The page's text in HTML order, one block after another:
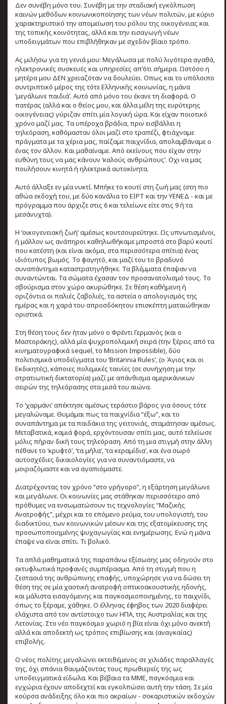
Δεν συνέβη μόνο του. Συνέβη με την σταδιακή εγκόλπωση
καινών μεθόδων κοινωνικοποίησης των νέων πολιτών, με κύριο
χαρακτηριστικό την απομείωση του ρόλου της οικογένειας και
της τοπικής κοινότητας, αλλά και την εισαγωγή νέων
υποδειγμάτων που επιβλήθηκαν με σχεδόν βίαιο τρόπο.
Ας μιλήσω για τη γενιά μου: Μεγάλωσα με πολύ λιγότερα αγαθά,
ηλεκτρονικές συσκευές και υπηρεσίες απ’ότι σήμερα. Ωστόσο η
μητέρα μου ΔΕΝ χρειαζόταν να δουλεύει. Οπως και το υπόλοιπο
συντριπτικό μέρος της τότε Ελληνικής κοινωνίας, η μάνα
‘μεγάλωνε παιδιά’. Αυτό από μόνο του έκανε τη διαφορά. Ο
πατέρας (αλλά και ο θείος μου, και άλλα μέλη της ευρύτερης
οικογένειας) γύριζαν σπίτι μία λογική ώρα. Και είχαν ποιοτικό
χρόνο μαζί μας. Τα υπέροχα βράδια, πριν εισβάλλει η
τηλεόραση, καθόμασταν όλοι μαζί στο τραπέζι, φτιάχναμε
πράγματα με τα χέρια μας, παίζαμε παιχνίδια, απολαμβάναμε ο
ένας τον άλλον. Και μαθαίναμε. Από εκείνους που είχαν στην
ευθύνη τους να μας κάνουν ‘καλούς ανθρώπους’. Οχι να μας
πουλήσουν κινητά ή ηλεκτρικά αυτοκίνητα.
Αυτό άλλαξε εν μία νυκτί. Μπήκε το κουτί στη ζωή μας (στη πιο
αθώα εκδοχή του, με δύο κανάλια το ΕΙΡΤ και την ΥΕΝΕΔ - και με
πρόγραμμα που άρχιζε στις 6 και τελείωνε είτε στις 9 ή τα
μεσάνυχτα).
Η ‘οικογενειακή ζωή’ αμέσως κουτσουρεύτηκε. Ως υπνωτισμένοι,
ή μάλλον ως ανάπηροι καθηλωθήκαμε μπροστά στο βαρύ κουτί
που κατέστη (και είναι ακόμα, στα περισσότερα σπίτια) ένας
ιδιότυπος βωμός. Το φαγητό, και μαζί του το βραδυνό
συναπάντημα καταστρατηγήθηκε. Τα βλέμματα έπαψαν να
συναντώνται. Τα σώματα έχασαν τον προσανατολισμό τους. Το
σβούρισμα στον χώρο ακυρώθηκε. Σε θέση καθήμενη ή
οριζόντια οι παλιές ζαβολιές, τα αστεία ο απολογισμός της
ημέρας και η χαρά του απροσδόκητου επισκέπτη ματαιώθηκαν
οριστικά.
Στη θέση τους δεν ήταν μόνο ο Φρέντι Γερμανός (και ο
Μαστοράκης), αλλά μία ψυχροπολεμική σειρά (την ξέρεις από τα
κινηματογραφικά sequel, το Mission Impossible), δύο
πολιτισμικά υποδείγματα του ‘Britannia Rules’, (ο Άγιος και οι
Εκδικητές), κάποιες πολεμικές ταινίες (σε συνήχηση με την
στρατιωτική δικτατορία) μαζί με απάνθισμα αμερικάνικων
σειρών της τηλεόρασης στα μισά του αιώνα.
Το ‘χαρμάνι’ απέκτησε αμέσως τεράστιο βάρος για όσους τότε
μεγαλώναμε. Θυμάμαι πως τα παιχνίδια “έξω”, και το
συναπάντημα με τα παιδάκια της γειτονιάς, σταμάτησαν αμέσως.
Μεταβατικά, καμιά φορά, ερχόντουσαν σπίτι μας, αυτό τελείωσε
μόλις πήραν δική τους τηλεόραση. Από τη μια στιγμή στην άλλη
πέθανε το ‘κρυφτό’, ‘τα μήλα’, ‘τα κεραμίδια’, και ένα σωρό
αυτοσχέδιες δικαιολογίες για να συναντιόμαστε, να
μοιραζόμαστε και να αγαπιόμαστε.
Διατρέχοντας τον χρόνο “στο γρήγορο”, η εξάρτηση μεγάλωνε
και μεγάλωνε. Οι κοινωνίες μας στάθηκαν περισσότερο από
πρόθυμες να ενσωματώσουν τις τεχνολογίες “Μαζικής
Ανατροφής”, μέχρι και το επόμενο ρεύμα, του υπολογιστή, του
διαδικτύου, των κοινωνικών μέσων και της εξατομίκευσης της
προσωποποιημένης ψυχαγωγίας και ενημέρωσης. Ενώ η μάνα
έπαψε να είναι σπίτι. Τι βολικό.
Τα απλά μαθηματικά της παραπάνω εξίσωσης μας οδηγούν στο
εκτυφλωτικά προφανές συμπέρασμα. Από τη στιγμή που η
ζεστασιά της ανθρώπινης επαφής, υποχώρησε για να δώσει τη
θέση της σε μία χαοτική ανατροφή οπτικοακουστικής ηδονής,
και μάλιστα εισαγόμενης και παγκοσμιοποιημένης, το παιχνίδι,
όπως το ξέραμε, χάθηκε. Ο έλληνας έφηβος των 2020 διαφέρει
ελάχιστα από τον αντίστοιχο των ΗΠΑ, της Αυστραλίας και της
Λετονίας. Στο νέο παγκόσμιο χωριό η βία είναι όχι μόνο ανεκτή
αλλά και αποδεκτή ως τρόπος επιβίωσης και (αναγκαίας)
επιβολής.
Ο νέος πολίτης μεγαλώνει εκτειθέμενος σε χιλιάδες παραλλαγές
της, όχι σπάνια θαυμάζοντας τους πρωθιερείς της ως
υποδειγματικά είδωλα. Και βέβαια τα MME, παγκόσμια και
εγχώρια έχουν αποδεχτεί και εγκολπώσει αυτή την τάση. Σε μία
κούρσα ανάδειξης όλο και πιο ακραίων - σοκαριστικών εκδοχών